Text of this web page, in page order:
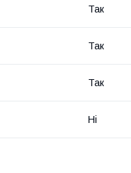
Так
Так
Так
Ні